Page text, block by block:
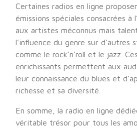
Certaines radios en ligne
émissions spéciales consacrées à
aux artistes méconnus mais
l’influence du genre sur d’autres
comme le rock’n’roll et le jazz.
enrichissants permettent aux
leur connaissance du blues et
richesse et sa diversité.
En somme, la radio en ligne
véritable trésor pour tous les